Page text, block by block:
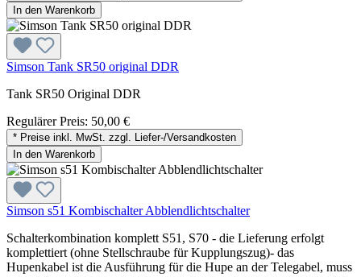
In den Warenkorb
Simson Tank SR50 original DDR
Tank SR50 Original DDR
Regulärer Preis: 50,00 €
* Preise inkl. MwSt. zzgl. Liefer-/Versandkosten
In den Warenkorb
Simson s51 Kombischalter Abblendlichtschalter
Schalterkombination komplett S51, S70 - die Lieferung erfolgt
komplettiert (ohne Stellschraube für Kupplungszug)- das
Hupenkabel ist die Ausführung für die Hupe an der Telegabel, muss